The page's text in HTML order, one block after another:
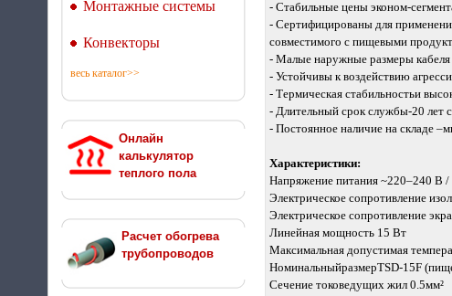
Монтажные системы
Конвекторы
весь каталог>>
Онлайн
калькулятор
теплого пола
Расчет обогрева
трубопроводов
- Стабильные цены эконом-
- Сертифицированы для
совместимого с пищевыми
- Малые наружные размеры
- Устойчивы к воздействию
- Термическая стабильностьи
- Длительный срок службы-20 лет
- Постоянное наличие на складе
Характеристики:
Напряжение питания ~220–240 В
Электрическое сопротивление
Электрическое сопротивление
Линейная мощность 15 Вт
Максимальная допустимая
НоминальныйразмерTSD-15F
Сечение токоведущих жил 0.5мм²